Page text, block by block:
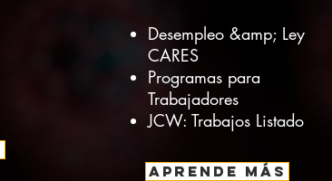
Desempleo &amp; Ley
CARES
Programas para
Trabajadores
JCW: Trabajos Listado
APRENDE MÁS